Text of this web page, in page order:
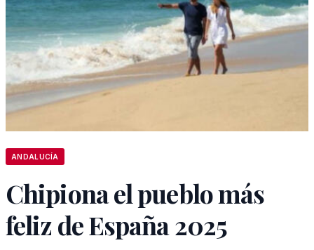
ANDALUCÍA
Chipiona el pueblo más
feliz de España 2025